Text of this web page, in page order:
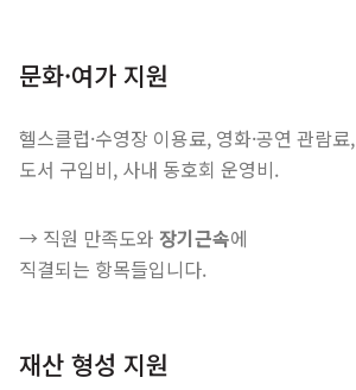
문화·여가 지원
헬스클럽·수영장 이용료, 영화·공연 관람료,
도서 구입비, 사내 동호회 운영비.
→ 직원 만족도와 장기근속에
직결되는 항목들입니다.
재산 형성 지원